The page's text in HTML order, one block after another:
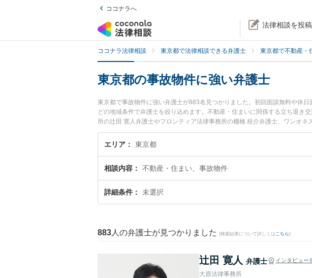
ココナラへ
法律相談を投
ココナラ法律相談 東京都で法律相談できる弁護士 東京都で不動産・
東京都の事故物件に強い弁護士
東京都で事故物件に強い弁護士が883名見つかりました。初回面談無料や休
どの地域条件で弁護士を絞り込めます。不動産・住まいに関係する立ち退き
所の辻田 寛人弁護士やフロンティア法律事務所の棚橋 桂介弁護士、ワンオ
『東京都で土日や夜間に発生した事故物件のトラブルを今すぐに弁護士に相
物件を法律相談できる東京都内の弁護士に相談予約したい』などでお困りの相
エリア 東京都
相談内容 不動産・住まい、事故物件
詳細条件 未選択
883 人の弁護士が見つかりました (検索結果について詳しくは こちら)
辻田 寛人 弁護士 インタビュー
大原法律事務所